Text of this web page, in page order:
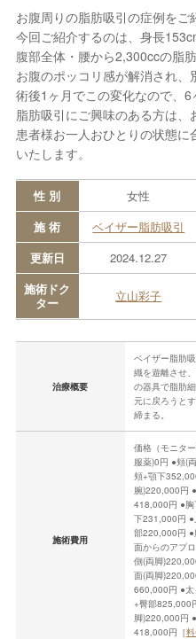
お腹周りの脂肪吸引の症例をご
今回ご紹介するのは、身長
腹部全体・腰から2,300ccの脂
お腹のポッコリ感が解消され、
術後1ヶ月でこの変化なので、6
脂肪吸引にご興味のある方は、
患者様お一人おひとりの状態
いたします。
性 別 女性
施 術
ベイザー脂肪吸引
更新日
2024.12.27
施術ドク
ター
立山彩子
治療概要
ベイザー脂肪
織を遊離させ
の器具で脂肪
元に戻ろうと
締まる。
施術費用
価格（モニタ
服薬)0円 ●頬(
頬+顎下
腕)220,000円
418,000円 ●
下231,000円
部220,000円 ●
面からのアプ
側(両脚
面(両脚
660,000円 ●太
+臀部825,000
脚)220,000円
418,000円［